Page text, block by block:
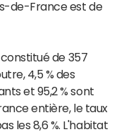
de-France est de
de 357
4,5 % des
et 95,2 % sont
entière, le taux
les 8,6 %. L'habitat